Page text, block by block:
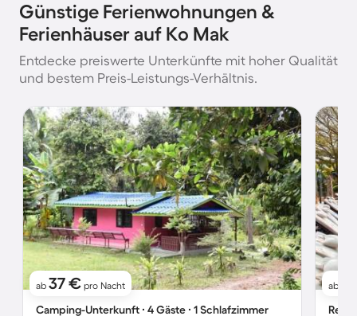
Günstige Ferienwohnungen &
Ferienhäuser auf Ko Mak
Entdecke preiswerte Unterkünfte mit hoher Qualität
und bestem Preis-Leistungs-Verhältnis.
ab 37 € pro Nacht
Camping-Unterkunft ∙ 4 Gäste ∙ 1 Schlafzimmer
ab